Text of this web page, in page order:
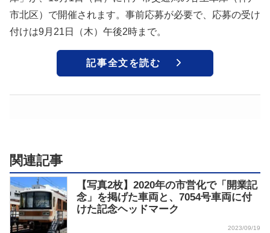
市北区）で開催されます。事前応募が必要で、応募の受け
付けは9月21日（木）午後2時まで。
記事全文を読む
関連記事
【写真2枚】2020年の市営化で「開業記
念」を掲げた車両と、7054号車両に付
けた記念ヘッドマーク
2023/09/19